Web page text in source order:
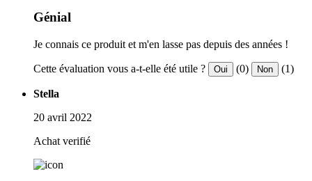
Génial
Je connais ce produit et m'en lasse pas depuis des années !
Cette évaluation vous a-t-elle été utile ? Oui (0) Non (1)
Stella
20 avril 2022
Achat verifié